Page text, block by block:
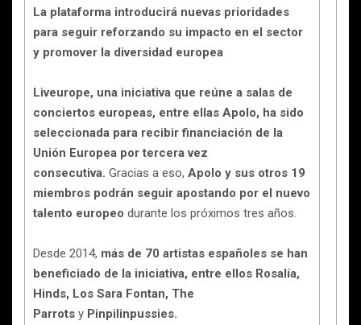
La plataforma introducirá nuevas prioridades
para seguir reforzando su impacto en el sector
y promover la diversidad europea
Liveurope, una iniciativa que reúne a salas de
conciertos europeas, entre ellas Apolo, ha sido
seleccionada para recibir financiación de la
Unión Europea por tercera vez
consecutiva. Gracias a eso, Apolo y sus otros 19
miembros podrán seguir apostando por el nuevo
talento europeo durante los próximos tres años.
Desde 2014, más de 70 artistas españoles se han
beneficiado de la iniciativa, entre ellos Rosalía,
Hinds, Los Sara Fontan, The
Parrots y Pinpilinpussies.